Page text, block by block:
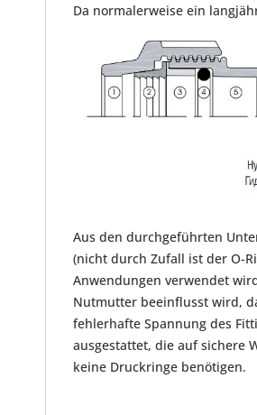
Da normalerweise ein
Aus den durchgeführten
(nicht durch Zufall ist der O-
Anwendungen verwendet
Nutmutter beeinflusst wird,
fehlerhafte Spannung des
ausgestattet, die auf sichere
keine Druckringe benötigen.